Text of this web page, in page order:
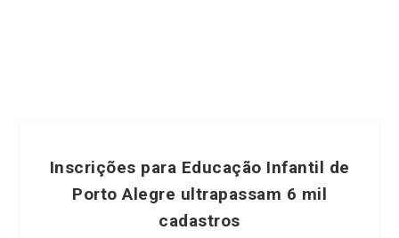
Inscrições para Educação Infantil de
Porto Alegre ultrapassam 6 mil
cadastros